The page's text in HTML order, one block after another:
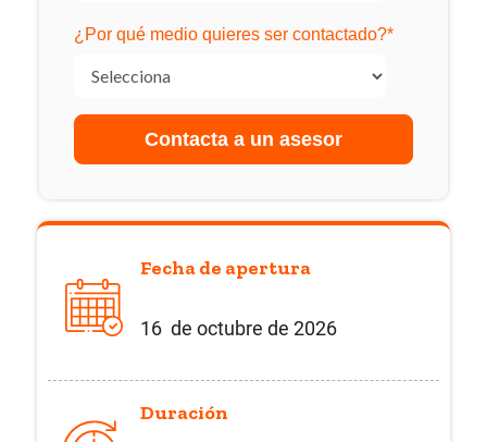
¿Por qué medio quieres ser contactado?*
Fecha de apertura
16 de octubre de 2026
Duración